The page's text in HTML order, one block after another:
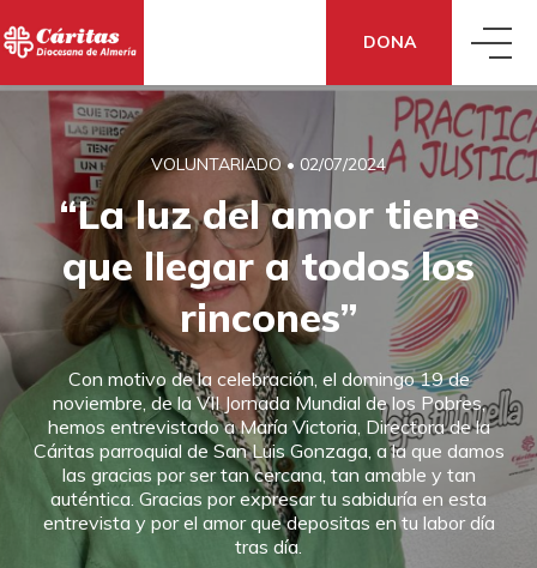
DONA
QUIÉNES SOMOS
CONOCE CÁRITAS
DÓNDE ESTAMOS
CÓMO NOS FINANCIAMOS
TRANSPARENCIA
QUÉ HACEMOS
ACCIÓN SOCIAL
EMPLEO
ANIMACIÓN EN EL TERRITORIO
COOPERACIÓN INTERNACIONAL
QUÉ DECIMOS
NOTICIAS
BLOG
CAMPAÑAS
QUÉ PUEDES HACER TÚ
DONA
HAZTE VOLUNTARIO
TE AYUDAMOS
NECESITAS APOYO DONA
VOLUNTARIADO• 02/07/2024
“La luz del amor tiene
que llegar a todos los
rincones”
Con motivo de la celebración, el domingo 19 de
noviembre, de la VII Jornada Mundial de los Pobres,
hemos entrevistado a María Victoria, Directora de la
Cáritas parroquial de San Luis Gonzaga, a la que damos
las gracias por ser tan cercana, tan amable y tan
auténtica. Gracias por expresar tu sabiduría en esta
entrevista y por el amor que depositas en tu labor día
tras día.